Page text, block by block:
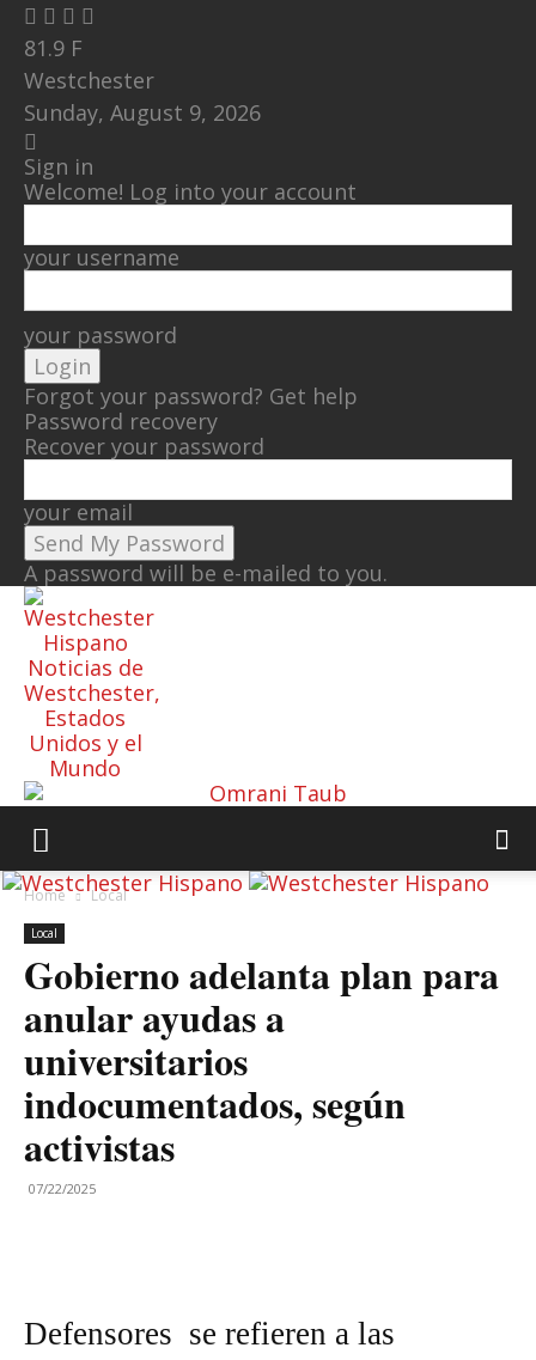
81.9 F
Westchester
Sunday, August 9, 2026
Sign in
Welcome! Log into your account
your username
your password
Forgot your password? Get help
Password recovery
Recover your password
your email
A password will be e-mailed to you.
Noticias de
Westchester,
Estados
Unidos y el
Mundo
Home Local
Local
Gobierno adelanta plan para
anular ayudas a
universitarios
indocumentados, según
activistas
07/22/2025
Defensores se refieren a las